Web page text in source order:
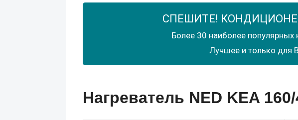
СПЕШИТЕ!
Более 30 наиболее популярных
Лучшее и только для
Нагреватель NED KEA